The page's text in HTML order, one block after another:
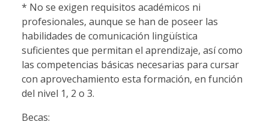
* No se exigen requisitos académicos ni
profesionales, aunque se han de poseer las
habilidades de comunicación lingüística
suficientes que permitan el aprendizaje, así como
las competencias básicas necesarias para cursar
con aprovechamiento esta formación, en función
del nivel 1, 2 o 3.
Becas: